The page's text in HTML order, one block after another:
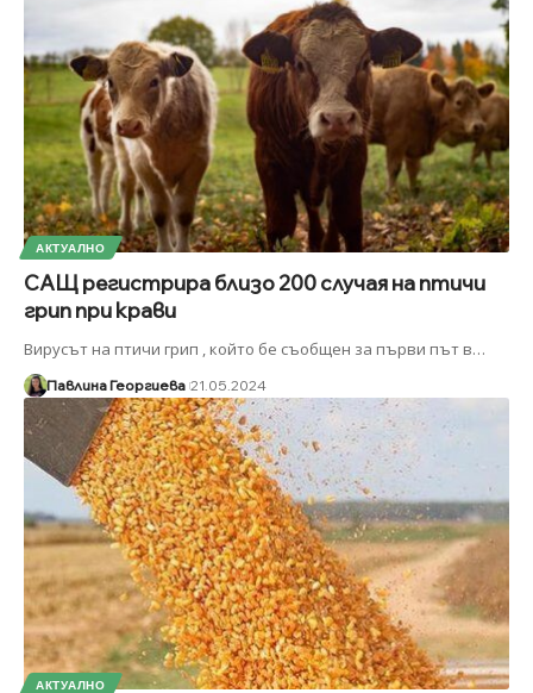
АКТУАЛНО
САЩ регистрира близо 200 случая на птичи
грип при крави
Вирусът на птичи грип , който бе съобщен за първи път в…
Павлина Георгиева 21.05.2024
АКТУАЛНО